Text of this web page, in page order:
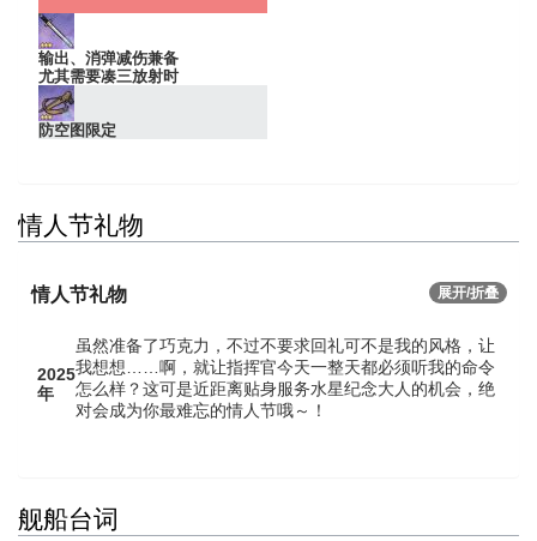
输出、消弹减伤兼备
尤其需要凑三放射时
防空图限定
情人节礼物
情人节礼物 展开/折叠
2025
年
虽然准备了巧克力，不过不要求回礼可不是我的风格，让
我想想……啊，就让指挥官今天一整天都必须听我的命令
怎么样？这可是近距离贴身服务水星纪念大人的机会，绝
对会成为你最难忘的情人节哦～！
舰船台词